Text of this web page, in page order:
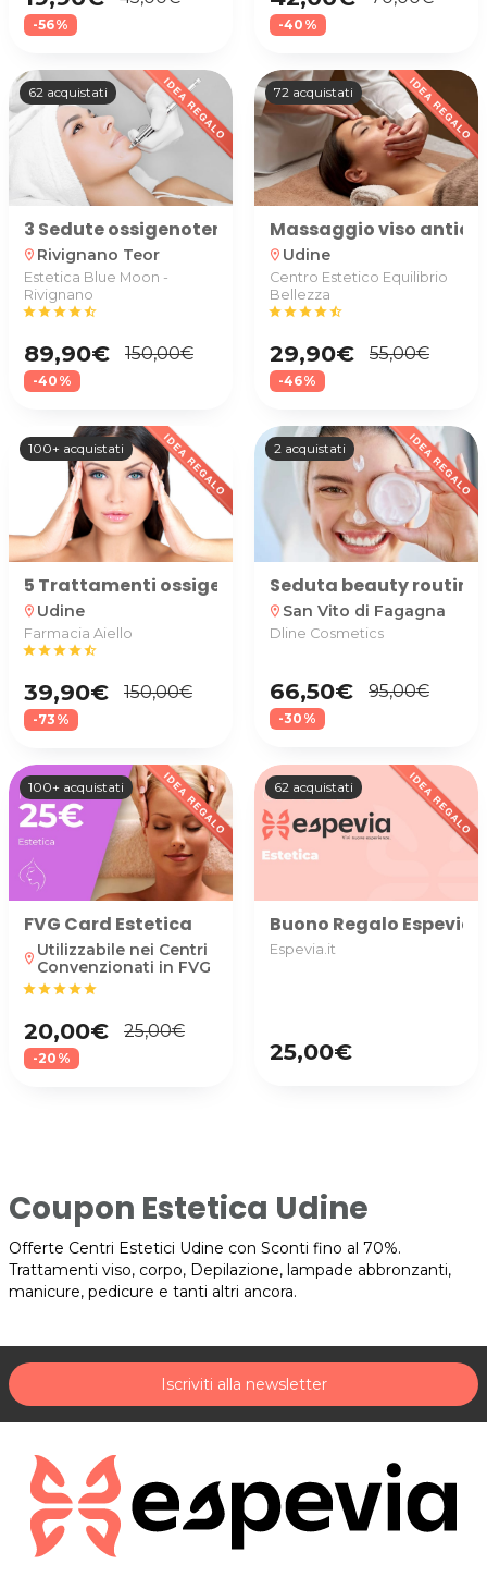
-56% -40%
62 acquistati
3 Sedute ossigenoterapia viso
location_on Rivignano Teor
Estetica Blue Moon -
Rivignano
starstarstarstarstar_half
89,90€ 150,00€
-40%
72 acquistati
Massaggio viso
location_on Udine
Centro Estetico Equilibrio
Bellezza
starstarstarstarstar_half
29,90€ 55,00€
-46%
100+ acquistati
5 Trattamenti ossigenoterapia viso antiage
location_on Udine
Farmacia Aiello
starstarstarstarstar_half
39,90€ 150,00€
-73%
2 acquistati
Seduta beauty
location_on San Vito di Fagagna
Dline Cosmetics
66,50€ 95,00€
-30%
100+ acquistati
FVG Card Estetica
location_on Utilizzabile nei Centri
Convenzionati in FVG
starstarstarstarstar
20,00€ 25,00€
-20%
62 acquistati
Buono Regalo
Espevia.it
25,00€
Coupon Estetica Udine
Offerte Centri Estetici Udine con Sconti fino al 70%.
Trattamenti viso, corpo, Depilazione, lampade abbronzanti,
manicure, pedicure e tanti altri ancora.
Iscriviti alla newsletter